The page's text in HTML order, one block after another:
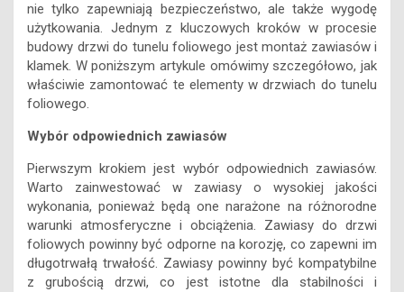
nie tylko zapewniają bezpieczeństwo, ale także wygodę
użytkowania. Jednym z kluczowych kroków w procesie
budowy drzwi do tunelu foliowego jest montaż zawiasów i
klamek. W poniższym artykule omówimy szczegółowo, jak
właściwie zamontować te elementy w drzwiach do tunelu
foliowego.
Wybór odpowiednich zawiasów
Pierwszym krokiem jest wybór odpowiednich zawiasów.
Warto zainwestować w zawiasy o wysokiej jakości
wykonania, ponieważ będą one narażone na różnorodne
warunki atmosferyczne i obciążenia. Zawiasy do drzwi
foliowych powinny być odporne na korozję, co zapewni im
długotrwałą trwałość. Zawiasy powinny być kompatybilne
z grubością drzwi, co jest istotne dla stabilności i